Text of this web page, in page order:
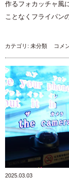
作るフォカッチャ風
ことなくフライパン
カテゴリ: 未分類 コメ
2025.03.03